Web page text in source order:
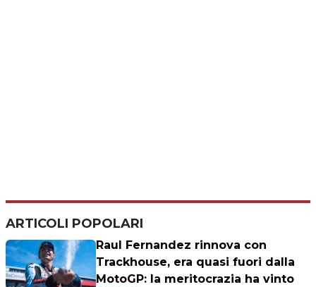
ARTICOLI POPOLARI
Raul Fernandez rinnova con
Trackhouse, era quasi fuori dalla
MotoGP: la meritocrazia ha vinto